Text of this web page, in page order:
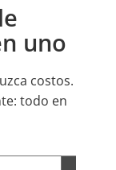
uno
costos.
todo en